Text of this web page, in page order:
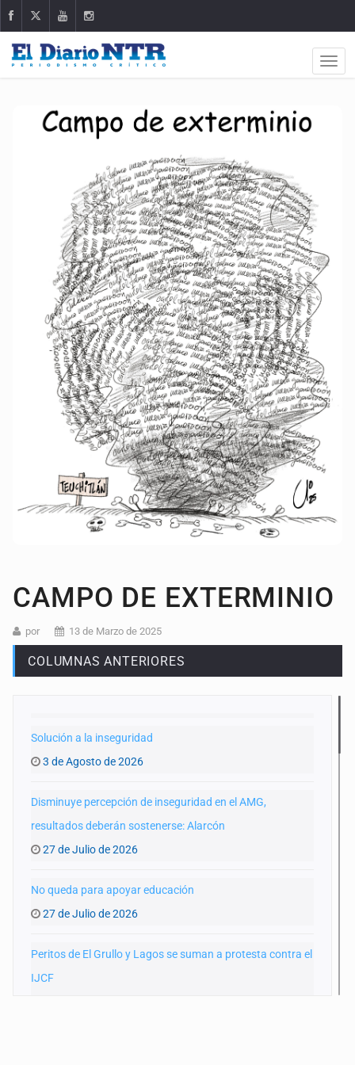
CAMPO DE EXTERMINIO
por 13 de Marzo de 2025
COLUMNAS ANTERIORES
Solución a la inseguridad
3 de Agosto de 2026
Disminuye percepción de inseguridad en el AMG,
resultados deberán sostenerse: Alarcón
27 de Julio de 2026
No queda para apoyar educación
27 de Julio de 2026
Peritos de El Grullo y Lagos se suman a protesta contra el
IJCF